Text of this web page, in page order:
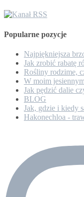
Popularne pozycje
Najpiękniejsza
Jak zrobić rabatę
Rośliny rodzime,
W moim
Jak pędzić dalie
BLOG
Jak, gdzie i kiedy
Hakonechloa -